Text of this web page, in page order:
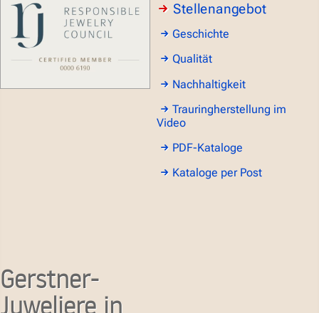
Stellenangebot
Geschichte
Qualität
Nachhaltigkeit
Trauringherstellung im
Video
PDF-Kataloge
Kataloge per Post
Gerstner-
Juweliere in